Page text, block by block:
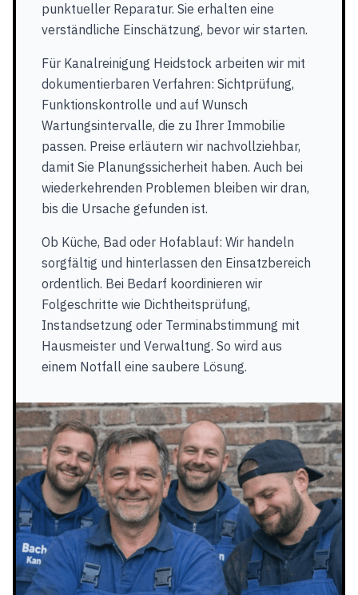
punktueller Reparatur. Sie erhalten eine
verständliche Einschätzung, bevor wir starten.
Für Kanalreinigung Heidstock arbeiten wir mit
dokumentierbaren Verfahren: Sichtprüfung,
Funktionskontrolle und auf Wunsch
Wartungsintervalle, die zu Ihrer Immobilie
passen. Preise erläutern wir nachvollziehbar,
damit Sie Planungssicherheit haben. Auch bei
wiederkehrenden Problemen bleiben wir dran,
bis die Ursache gefunden ist.
Ob Küche, Bad oder Hofablauf: Wir handeln
sorgfältig und hinterlassen den Einsatzbereich
ordentlich. Bei Bedarf koordinieren wir
Folgeschritte wie Dichtheitsprüfung,
Instandsetzung oder Terminabstimmung mit
Hausmeister und Verwaltung. So wird aus
einem Notfall eine saubere Lösung.